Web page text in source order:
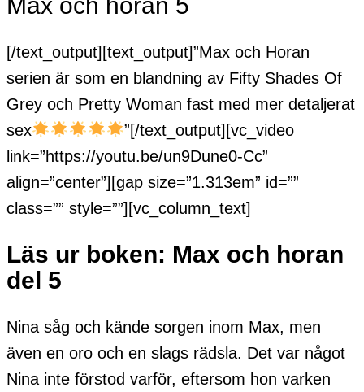
Max och horan 5
[/text_output][text_output]”Max och Horan
serien är som en blandning av Fifty Shades Of
Grey och Pretty Woman fast med mer detaljerat
sex
”[/text_output][vc_video
link=”https://youtu.be/un9Dune0-Cc”
align=”center”][gap size=”1.313em” id=””
class=”” style=””][vc_column_text]
Läs ur boken: Max och horan
del 5
Nina såg och kände sorgen inom Max, men
även en oro och en slags rädsla. Det var något
Nina inte förstod varför, eftersom hon varken